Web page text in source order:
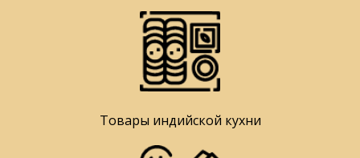
Товары индийской кухни